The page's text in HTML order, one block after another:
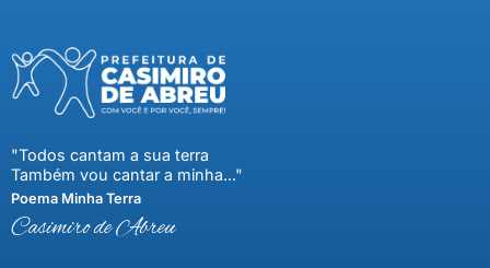
"Todos cantam a sua terra
Também vou cantar a minha..."
Poema Minha Terra
Casimiro de Abreu